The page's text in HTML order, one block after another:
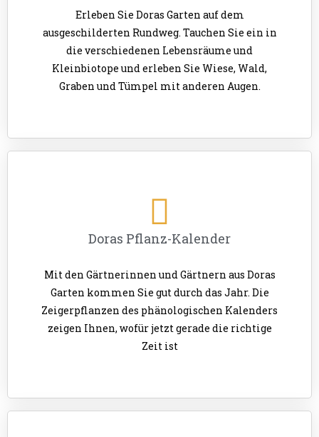
Erleben Sie Doras Garten auf dem
ausgeschilderten Rundweg. Tauchen Sie ein in
die verschiedenen Lebensräume und
Kleinbiotope und erleben Sie Wiese, Wald,
Graben und Tümpel mit anderen Augen.
Doras Pflanz-Kalender
Mit den Gärtnerinnen und Gärtnern aus Doras
Garten kommen Sie gut durch das Jahr. Die
Zeigerpflanzen des phänologischen Kalenders
zeigen Ihnen, wofür jetzt gerade die richtige
Zeit ist